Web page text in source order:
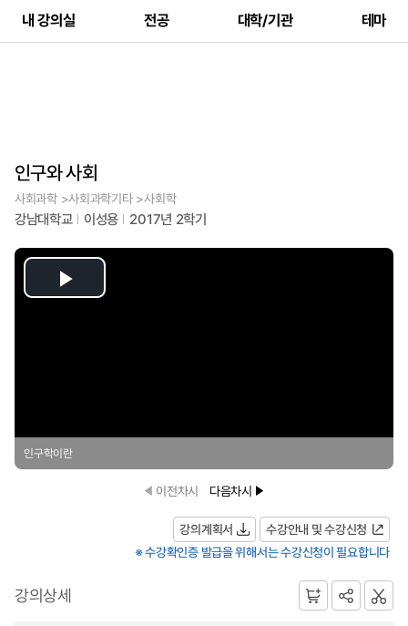
내 강의실 전공 대학/기관 테마
인구와 사회
사회과학 >사회과학기타 >사회학
강남대학교 이성용 2017년 2학기
Play
인구학이란
이전차시 다음차시
강의계획서
수강안내 및 수강신청
※ 수강확인증 발급을 위해서는 수강신청이 필요합니다
강의상세